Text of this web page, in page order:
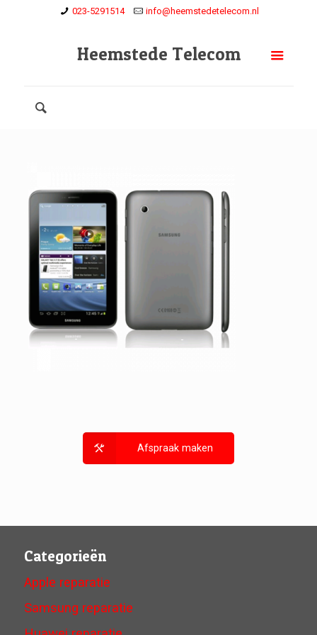
023-5291514 info@heemstedetelecom.nl
Heemstede Telecom
Afspraak maken
Categorieën
Apple reparatie
Samsung reparatie